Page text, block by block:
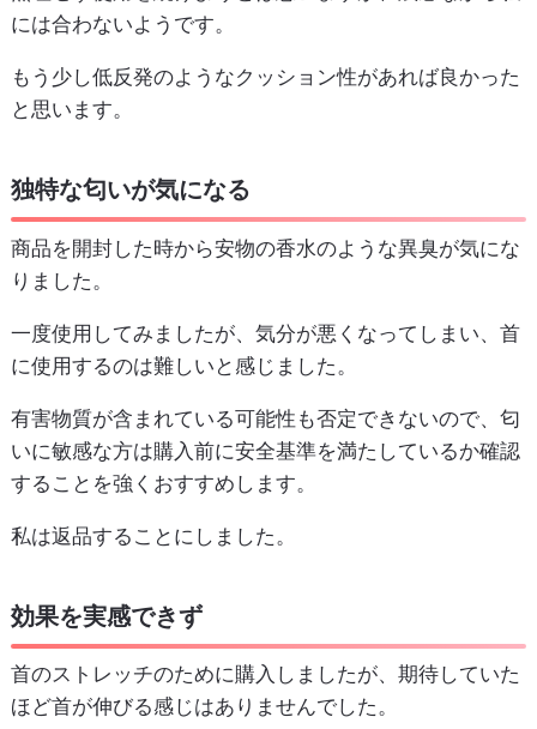
には合わないようです。
もう少し低反発のようなクッション性があれば良かった
と思います。
独特な匂いが気になる
商品を開封した時から安物の香水のような異臭が気にな
りました。
一度使用してみましたが、気分が悪くなってしまい、首
に使用するのは難しいと感じました。
有害物質が含まれている可能性も否定できないので、匂
いに敏感な方は購入前に安全基準を満たしているか確認
することを強くおすすめします。
私は返品することにしました。
効果を実感できず
首のストレッチのために購入しましたが、期待していた
ほど首が伸びる感じはありませんでした。